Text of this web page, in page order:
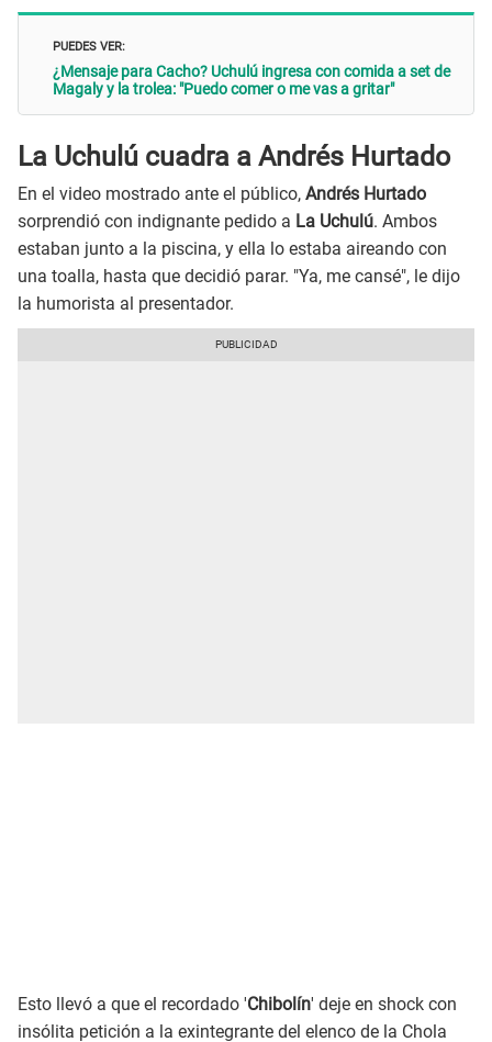
PUEDES VER:
¿Mensaje para Cacho? Uchulú ingresa con comida a set de
Magaly y la trolea: "Puedo comer o me vas a gritar"
La Uchulú cuadra a Andrés Hurtado
En el video mostrado ante el público, Andrés Hurtado
sorprendió con indignante pedido a La Uchulú. Ambos
estaban junto a la piscina, y ella lo estaba aireando con
una toalla, hasta que decidió parar. "Ya, me cansé", le dijo
la humorista al presentador.
Esto llevó a que el recordado 'Chibolín' deje en shock con
insólita petición a la exintegrante del elenco de la Chola